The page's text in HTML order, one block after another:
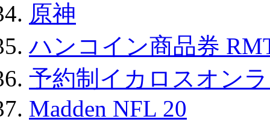
原神
ハンコイン商品券
予約制イカロスオン
Madden NFL 20